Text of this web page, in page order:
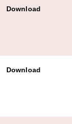
Download
Download